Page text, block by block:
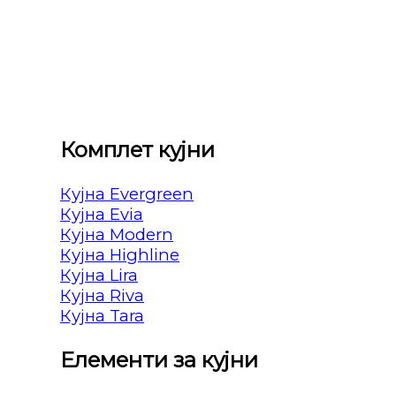
Комплет кујни
Кујна Evergreen
Кујна Evia
Кујна Modern
Кујна Highline
Кујна Lira
Кујна Riva
Кујна Tara
Елементи за кујни